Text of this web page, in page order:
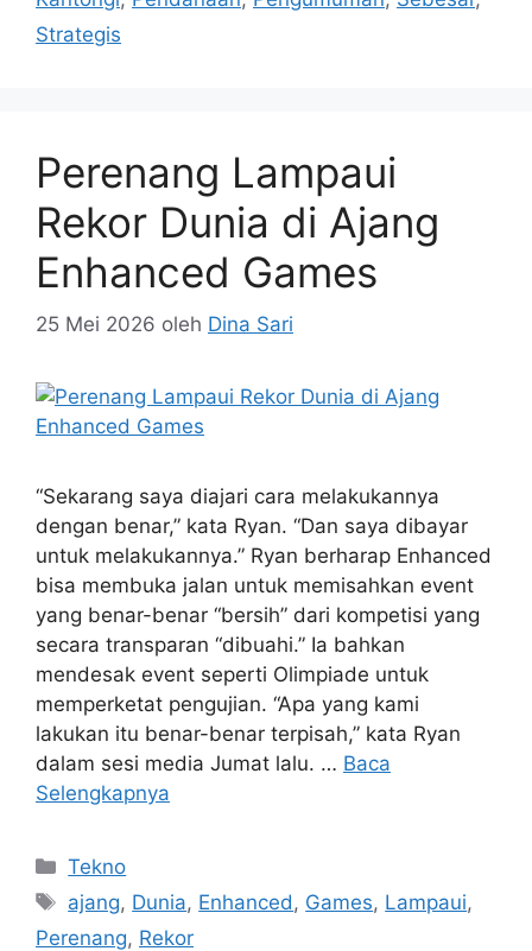
Strategis
Perenang Lampaui
Rekor Dunia di Ajang
Enhanced Games
25 Mei 2026 oleh Dina Sari
“Sekarang saya diajari cara melakukannya
dengan benar,” kata Ryan. “Dan saya dibayar
untuk melakukannya.” Ryan berharap Enhanced
bisa membuka jalan untuk memisahkan event
yang benar-benar “bersih” dari kompetisi yang
secara transparan “dibuahi.” Ia bahkan
mendesak event seperti Olimpiade untuk
memperketat pengujian. “Apa yang kami
lakukan itu benar-benar terpisah,” kata Ryan
dalam sesi media Jumat lalu. … Baca
Selengkapnya
Kategori
Tekno
Tag
ajang, Dunia, Enhanced, Games, Lampaui,
Perenang, Rekor